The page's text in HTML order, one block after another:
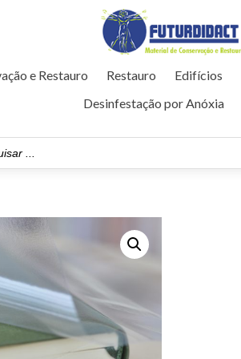
e Restauro Restauro Edifícios
Desinfestação por Anóxia